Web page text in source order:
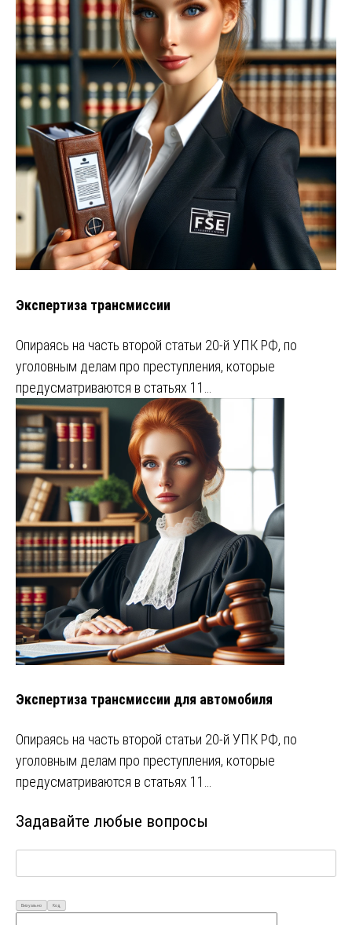
Экспертиза трансмиссии
Опираясь на часть второй статьи 20-й УПК РФ, по
уголовным делам про преступления, которые
предусматриваются в статьях 11…
Экспертиза трансмиссии для автомобиля
Опираясь на часть второй статьи 20-й УПК РФ, по
уголовным делам про преступления, которые
предусматриваются в статьях 11…
Задавайте любые вопросы
Визуально Код